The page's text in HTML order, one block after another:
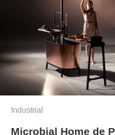
Industrial
Microbial Home de